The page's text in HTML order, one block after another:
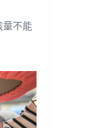
童不能